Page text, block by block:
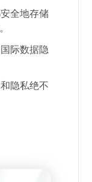
全地存储
际数据隐
隐私绝不